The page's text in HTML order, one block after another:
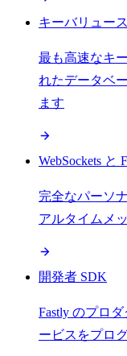
キーバリュー
最も高速なキ
れたデータベ
ます
WebSockets と
完全なパーソ
アルタイムメ
開発者 SDK
Fastly のプロ
ービスをプロ